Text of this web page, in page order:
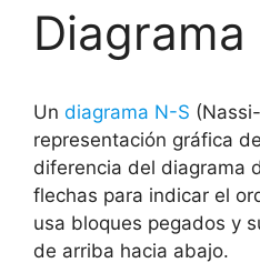
Diagrama
Un diagrama N-S
representación gráfica
diferencia del diagrama
flechas para indicar el
usa bloques pegados y
de arriba hacia abajo.